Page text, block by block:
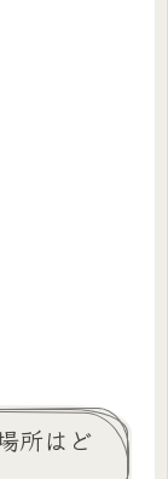
所はど